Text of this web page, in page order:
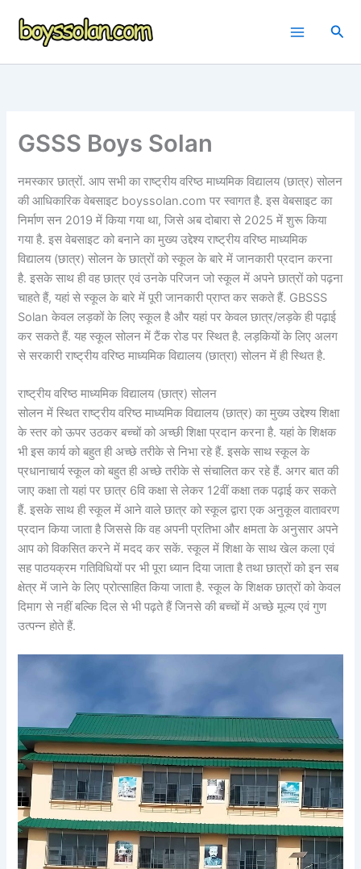
GSSS Boys Solan
नमस्कार छात्रों. आप सभी का राष्ट्रीय वरिष्ठ माध्यमिक विद्यालय (छात्र) सोलन
की आधिकारिक वेबसाइट boyssolan.com पर स्वागत है. इस वेबसाइट का
निर्माण सन 2019 में किया गया था, जिसे अब दोबारा से 2025 में शुरू किया
गया है. इस वेबसाइट को बनाने का मुख्य उद्देश्य राष्ट्रीय वरिष्ठ माध्यमिक
विद्यालय (छात्र) सोलन के छात्रों को स्कूल के बारे में जानकारी प्रदान करना
है. इसके साथ ही वह छात्र एवं उनके परिजन जो स्कूल में अपने छात्रों को पढ़ना
चाहते हैं, यहां से स्कूल के बारे में पूरी जानकारी प्राप्त कर सकते हैं. GBSSS
Solan केवल लड़कों के लिए स्कूल है और यहां पर केवल छात्र/लड़के ही पढ़ाई
कर सकते हैं. यह स्कूल सोलन में टैंक रोड पर स्थित है. लड़कियों के लिए अलग
से सरकारी राष्ट्रीय वरिष्ठ माध्यमिक विद्यालय (छात्रा) सोलन में ही स्थित है.
राष्ट्रीय वरिष्ठ माध्यमिक विद्यालय (छात्र) सोलन
सोलन में स्थित राष्ट्रीय वरिष्ठ माध्यमिक विद्यालय (छात्र) का मुख्य उद्देश्य शिक्षा
के स्तर को ऊपर उठकर बच्चों को अच्छी शिक्षा प्रदान करना है. यहां के शिक्षक
भी इस कार्य को बहुत ही अच्छे तरीके से निभा रहे हैं. इसके साथ स्कूल के
प्रधानाचार्य स्कूल को बहुत ही अच्छे तरीके से संचालित कर रहे हैं. अगर बात की
जाए कक्षा तो यहां पर छात्र 6वि कक्षा से लेकर 12वीं कक्षा तक पढ़ाई कर सकते
हैं. इसके साथ ही स्कूल में आने वाले छात्र को स्कूल द्वारा एक अनुकूल वातावरण
प्रदान किया जाता है जिससे कि वह अपनी प्रतिभा और क्षमता के अनुसार अपने
आप को विकसित करने में मदद कर सकें. स्कूल में शिक्षा के साथ खेल कला एवं
सह पाठयक्रम गतिविधियों पर भी पूरा ध्यान दिया जाता है तथा छात्रों को इन सब
क्षेत्र में जाने के लिए प्रोत्साहित किया जाता है. स्कूल के शिक्षक छात्रों को केवल
दिमाग से नहीं बल्कि दिल से भी पढ़ते हैं जिनसे की बच्चों में अच्छे मूल्य एवं गुण
उत्पन्न होते हैं.